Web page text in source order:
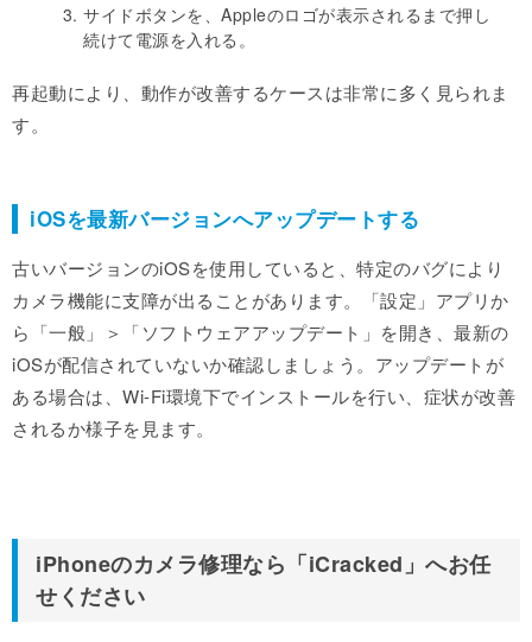
サイドボタンを、Appleのロゴが表示されるまで押し
続けて電源を入れる。
再起動により、動作が改善するケースは非常に多く見られま
す。
iOSを最新バージョンへアップデートする
古いバージョンのiOSを使用していると、特定のバグにより
カメラ機能に支障が出ることがあります。「設定」アプリか
ら「一般」＞「ソフトウェアアップデート」を開き、最新の
iOSが配信されていないか確認しましょう。アップデートが
ある場合は、Wi-Fi環境下でインストールを行い、症状が改善
されるか様子を見ます。
iPhoneのカメラ修理なら「iCracked」へお任
せください